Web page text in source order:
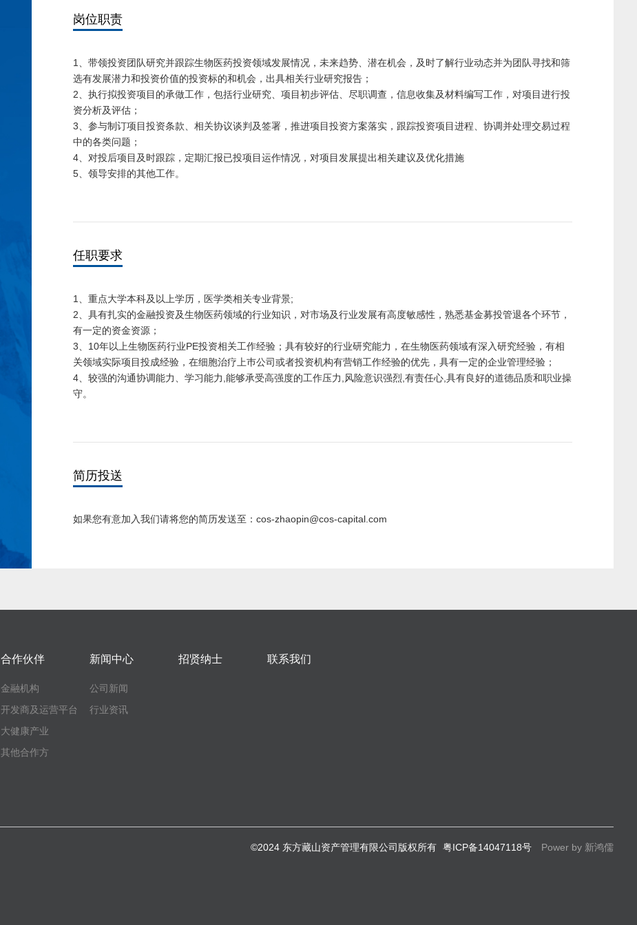
岗位职责
1、带领投资团队研究并跟踪生物医药投资领域发展情况，未来趋势、潜在机会，及时了解行业动态并为团队寻找和筛
选有发展潜力和投资价值的投资标的和机会，出具相关行业研究报告；
2、执行拟投资项目的承做工作，包括行业研究、项目初步评估、尽职调查，信息收集及材料编写工作，对项目进行投
资分析及评估；
3、参与制订项目投资条款、相关协议谈判及签署，推进项目投资方案落实，跟踪投资项目进程、协调并处理交易过程
中的各类问题；
4、对投后项目及时跟踪，定期汇报已投项目运作情况，对项目发展提出相关建议及优化措施
5、领导安排的其他工作。
任职要求
1、重点大学本科及以上学历，医学类相关专业背景;
2、具有扎实的金融投资及生物医药领域的行业知识，对市场及行业发展有高度敏感性，熟悉基金募投管退各个环节，
有一定的资金资源；
3、10年以上生物医药行业PE投资相关工作经验；具有较好的行业研究能力，在生物医药领域有深入研究经验，有相
关领域实际项目投成经验，在细胞治疗上巿公司或者投资机构有营销工作经验的优先，具有一定的企业管理经验；
4、较强的沟通协调能力、学习能力,能够承受高强度的工作压力,风险意识强烈,有责任心,具有良好的道德品质和职业操
守。
简历投送
如果您有意加入我们请将您的简历发送至：cos-zhaopin@cos-capital.com
合作伙伴
金融机构
开发商及运营平台
大健康产业
其他合作方
新闻中心
公司新闻
行业资讯
招贤纳士 联系我们
©2024 东方藏山资产管理有限公司版权所有 粤ICP备14047118号 Power by 新鸿儒